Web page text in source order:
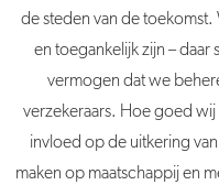
de steden van de
en toegankelijk zijn – daar
vermogen dat we
verzekeraars. Hoe goed
invloed op de uitkering
maken op maatschappij en